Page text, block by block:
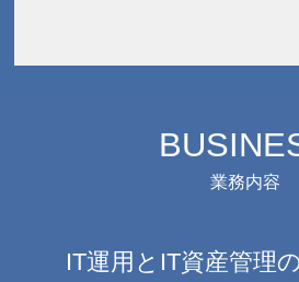
業務内容
IT運用とIT資産管理